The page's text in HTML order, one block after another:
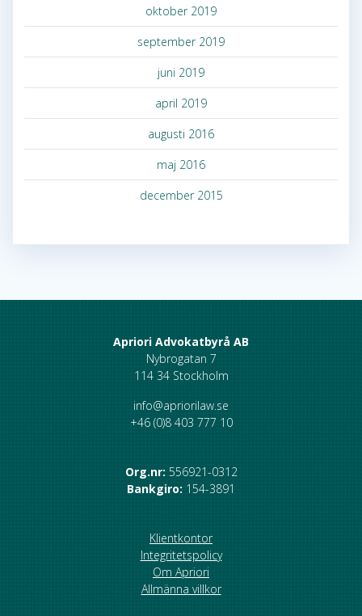
oktober 2019
september 2019
juni 2019
april 2019
augusti 2016
maj 2016
december 2015
Apriori Advokatbyrå AB
Nybrogatan 7
114 34 Stockholm
info@apriorilaw.se
+46 (0)8 403 777 10
Org.nr: 556921-0312
Bankgiro: 154-3891
Klientkontor
Integritetspolicy
Om Apriori
Allmänna villkor